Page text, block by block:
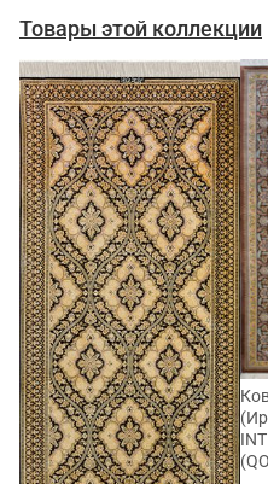
Товары этой коллекции